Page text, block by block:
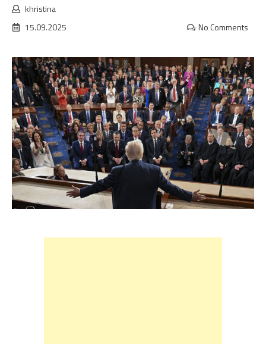
khristina
15.09.2025
No Comments